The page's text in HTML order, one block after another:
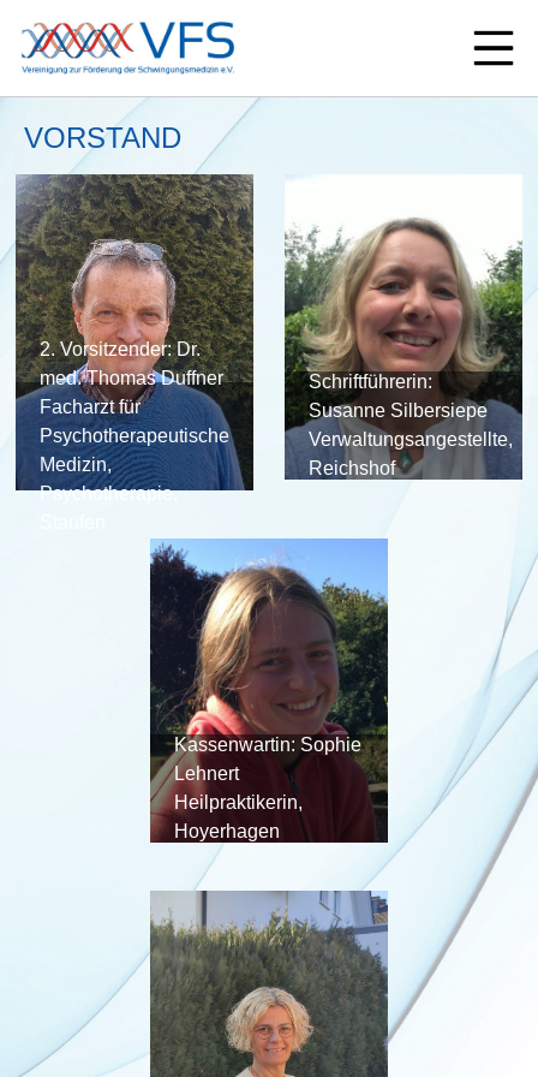
VORSTAND
2. Vorsitzender: Dr.
med. Thomas Duffner
Facharzt für
Psychotherapeutische
Medizin,
Psychotherapie,
Schriftführerin:
Susanne Silbersiepe
Verwaltungsangestellte,
Reichshof
Kassenwartin: Sophie
Lehnert
Heilpraktikerin,
Hoyerhagen